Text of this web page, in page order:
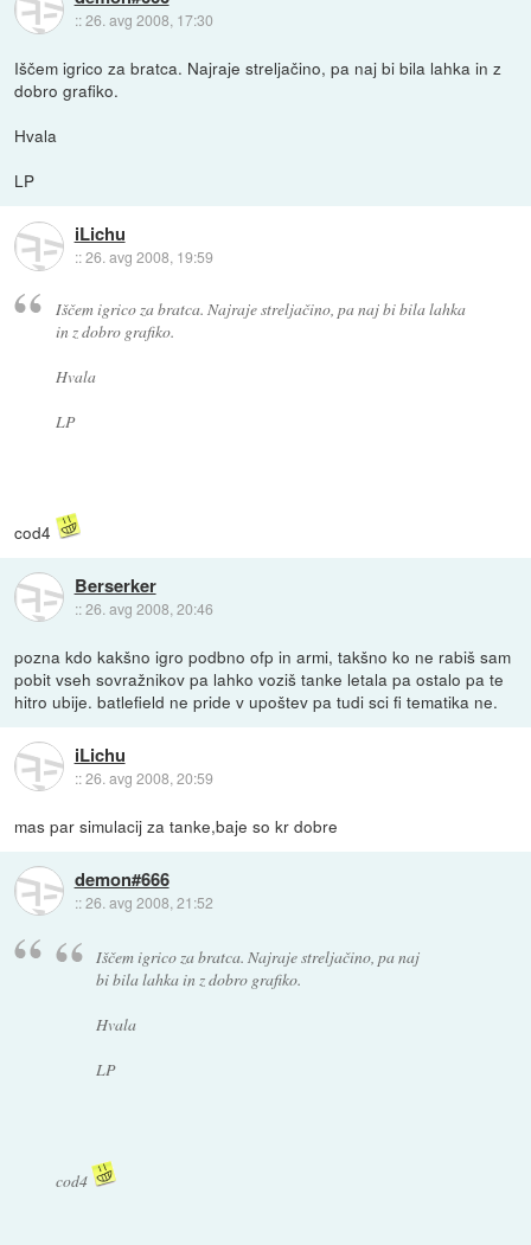
::26. avg 2008, 17:30
Iščem igrico za bratca. Najraje streljačino, pa naj bi bila lahka in z
dobro grafiko.
Hvala
LP
iLichu
::26. avg 2008, 19:59
Iščem igrico za bratca. Najraje streljačino, pa naj bi bila lahka
in z dobro grafiko.
Hvala
LP
cod4
Berserker
::26. avg 2008, 20:46
pozna kdo kakšno igro podbno ofp in armi, takšno ko ne rabiš sam
pobit vseh sovražnikov pa lahko voziš tanke letala pa ostalo pa te
hitro ubije. batlefield ne pride v upoštev pa tudi sci fi tematika ne.
iLichu
::26. avg 2008, 20:59
mas par simulacij za tanke,baje so kr dobre
demon#666
::26. avg 2008, 21:52
Iščem igrico za bratca. Najraje streljačino, pa naj
bi bila lahka in z dobro grafiko.
Hvala
LP
cod4